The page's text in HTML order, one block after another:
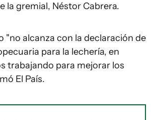
la gremial, Néstor Cabrera.
"no alcanza con la declaración de
para la lechería, en
trabajando para mejorar los
El País.